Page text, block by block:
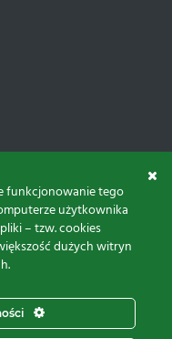
funkcjonowanie tego
użytkownika
– tzw. cookies
dużych witryn